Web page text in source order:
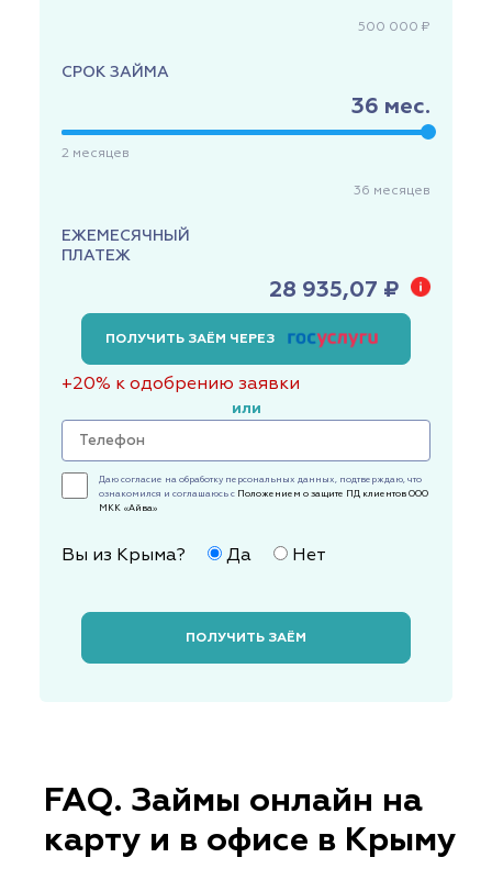
500 000 ₽
СРОК ЗАЙМА
36 мес.
2 месяцев
36 месяцев
ЕЖЕМЕСЯЧНЫЙ
ПЛАТЕЖ
28 935,07 ₽
ПОЛУЧИТЬ ЗАЁМ ЧЕРЕЗ
+20% к одобрению заявки
или
Даю согласие на обработку персональных данных, подтверждаю, что
ознакомился и соглашаюсь с Положением о защите ПД клиентов ООО
МКК «Айва»
Вы из Крыма? Да Нет
ПОЛУЧИТЬ ЗАЁМ
FAQ. Займы онлайн на
карту и в офисе в Крыму